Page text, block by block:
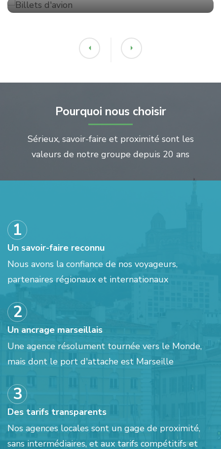
Pourquoi nous choisir
Sérieux, savoir-faire et proximité sont les
valeurs de notre groupe depuis 20 ans
Un savoir-faire reconnu
Nous avons la confiance de nos voyageurs,
partenaires régionaux et internationaux
Un ancrage marseillais
Une agence résolument tournée vers le Monde,
mais dont le port d'attache est Marseille
Des tarifs transparents
Nos agences locales sont un gage de proximité,
sans intermédiaires, et aux tarifs compétitifs et